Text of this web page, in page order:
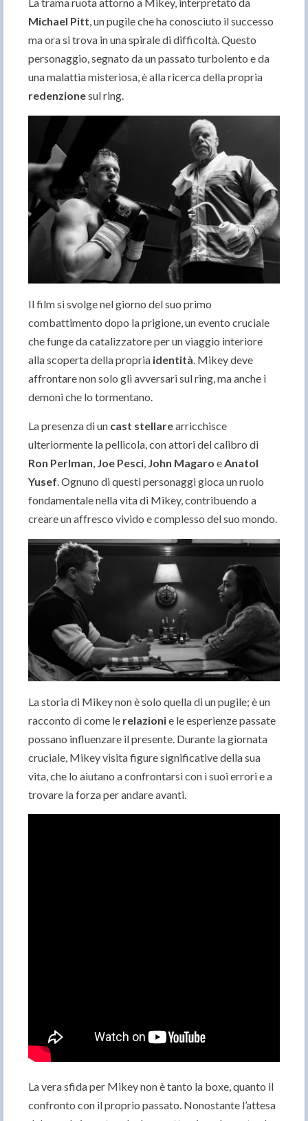
La trama ruota attorno a Mikey, interpretato da
Michael Pitt, un pugile che ha conosciuto il successo
ma ora si trova in una spirale di difficoltà. Questo
personaggio, segnato da un passato turbolento e da
una malattia misteriosa, è alla ricerca della propria
redenzionesul ring.
Il film si svolge nel giorno del suo primo
combattimento dopo la prigione, un evento cruciale
che funge da catalizzatore per un viaggio interiore
alla scoperta della propria identità. Mikey deve
affrontare non solo gli avversari sul ring, ma anche i
demoni che lo tormentano.
La presenza di un cast stellarearricchisce
ulteriormente la pellicola, con attori del calibro di
Ron Perlman, Joe Pesci, John Magaro eAnatol
Yusef. Ognuno di questi personaggi gioca un ruolo
fondamentale nella vita di Mikey, contribuendo a
creare un affresco vivido e complesso del suo mondo.
La storia di Mikey non è solo quella di un pugile; è un
racconto di come le relazionie le esperienze passate
possano influenzare il presente. Durante la giornata
cruciale, Mikey visita figure significative della sua
vita, che lo aiutano a confrontarsi con i suoi errori e a
trovare la forza per andare avanti.
La vera sfida per Mikey non è tanto la boxe, quanto il
confronto con il proprio passato. Nonostante l’attesa